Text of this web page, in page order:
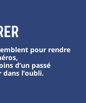
pour rendre
d’un passé
l’oubli.